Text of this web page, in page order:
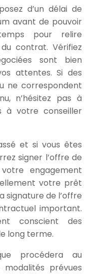
d’un délai de
avant de pouvoir
pour relire
contrat. Vérifiez
sont bien
attentes. Si des
ne correspondent
n’hésitez pas à
à votre conseiller
et si vous êtes
signer l’offre de
engagement
votre prêt
signature de l’offre
important.
conscient des
long terme.
procédera au
prévues